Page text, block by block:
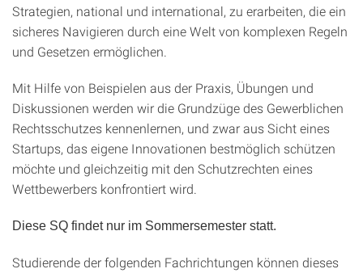
Strategien, national und international, zu erarbeiten, die ein
sicheres Navigieren durch eine Welt von komplexen Regeln
und Gesetzen ermöglichen.
Mit Hilfe von Beispielen aus der Praxis, Übungen und
Diskussionen werden wir die Grundzüge des Gewerblichen
Rechtsschutzes kennenlernen, und zwar aus Sicht eines
Startups, das eigene Innovationen bestmöglich schützen
möchte und gleichzeitig mit den Schutzrechten eines
Wettbewerbers konfrontiert wird.
Diese SQ findet nur im Sommersemester statt.
Studierende der folgenden Fachrichtungen können dieses